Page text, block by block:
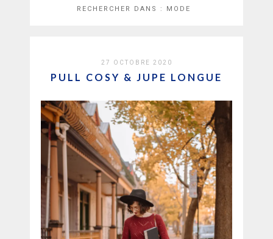
RECHERCHER DANS : MODE
27 OCTOBRE 2020
PULL COSY & JUPE LONGUE